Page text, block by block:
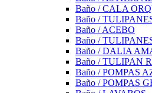
Baño / CALA
Baño /
Baño / ACEBO
Baño /
Baño / DALIA
Baño / TULIPAN
Baño / POMPAS
Baño / POMPAS